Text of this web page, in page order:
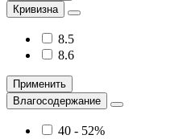
Кривизна
8.5
8.6
Применить
Влагосодержание
40 - 52%